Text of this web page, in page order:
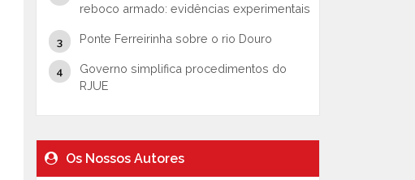
reboco armado: evidências experimentais
Ponte Ferreirinha sobre o rio Douro
Governo simplifica procedimentos do
RJUE
Os Nossos Autores